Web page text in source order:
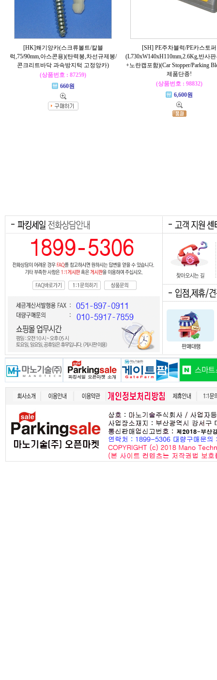
[HK]쐐기앙카(스크류볼트/칼블
럭,75/90mm,아스콘용)(탄력봉,차선규제봉/
콘크리트바닥 과속방지턱 고정앙카)
(상품번호 : 87259)
660원
[SH] PE주차블럭/PE카스토퍼
(L730xW140xH110mm,2.6Kg,반사
+노란캡포함)(Car Stopper/Parking
제품단종!
(상품번호 : 98832)
6,600원